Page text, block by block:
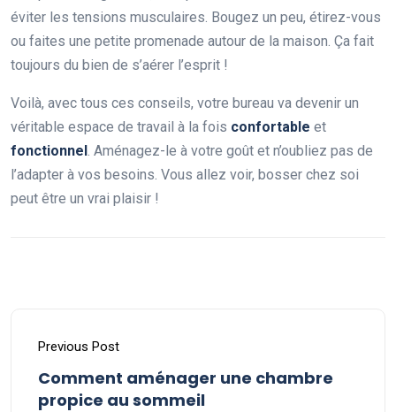
éviter les tensions musculaires. Bougez un peu, étirez-vous
ou faites une petite promenade autour de la maison. Ça fait
toujours du bien de s’aérer l’esprit !
Voilà, avec tous ces conseils, votre bureau va devenir un
véritable espace de travail à la fois confortable et
fonctionnel. Aménagez-le à votre goût et n’oubliez pas de
l’adapter à vos besoins. Vous allez voir, bosser chez soi
peut être un vrai plaisir !
Previous Post
Comment aménager une chambre
propice au sommeil